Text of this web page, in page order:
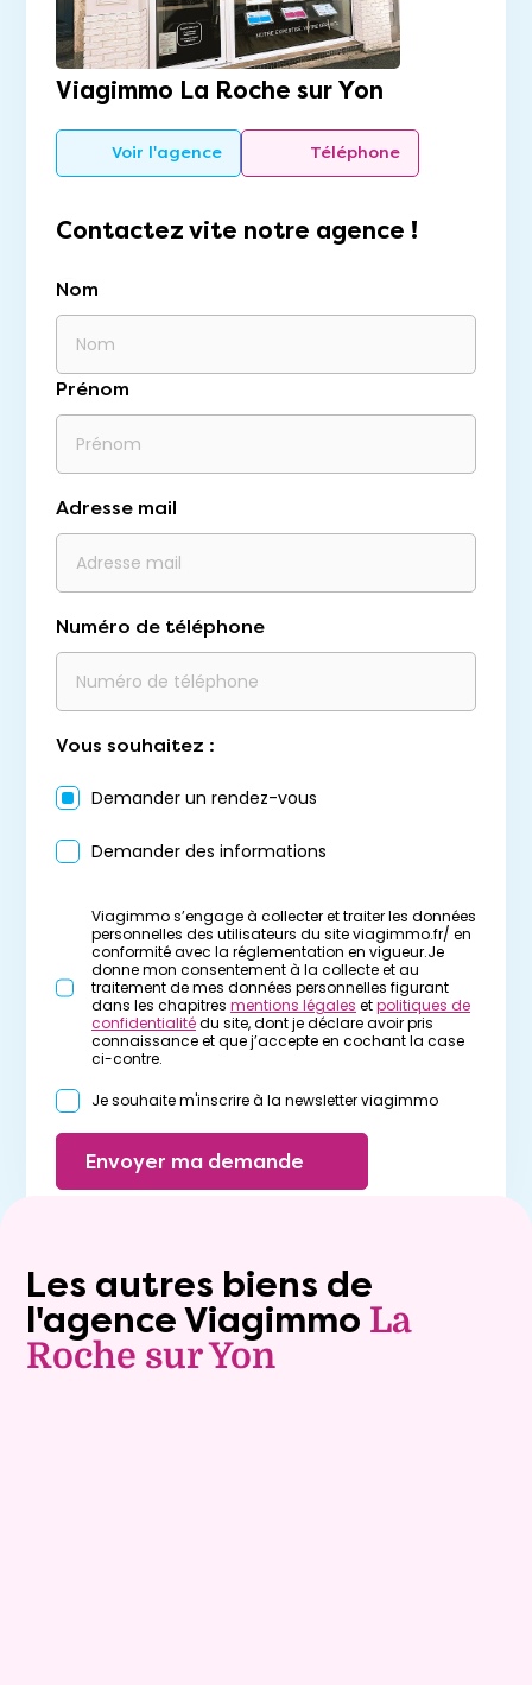
Viagimmo La Roche sur Yon
Voir l'agence Téléphone
Contactez vite notre agence !
Nom
Prénom
Adresse mail
Numéro de téléphone
Vous souhaitez :
Demander un rendez-vous
Demander des informations
Viagimmo s’engage à collecter et traiter les données
personnelles des utilisateurs du site viagimmo.fr/ en
conformité avec la réglementation en vigueur.Je
donne mon consentement à la collecte et au
traitement de mes données personnelles figurant
dans les chapitres mentions légales etpolitiques de
confidentialitédu site, dont je déclare avoir pris
connaissance et que j’accepte en cochant la case
ci-contre.
Je souhaite m'inscrire à la newsletter viagimmo
Envoyer ma demande
Les autres biens de
l'agence Viagimmo La
Roche sur Yon